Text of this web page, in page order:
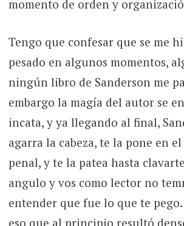
momento de orden y
Tengo que confesar que se me
pesado en algunos momentos,
ningún libro de Sanderson me
embargo la magía del autor se
incata, y ya llegando al final,
agarra la cabeza, te la pone en
penal, y te la patea hasta
angulo y vos como lector no
entender que fue lo que te pego.
eso que al principio resultó